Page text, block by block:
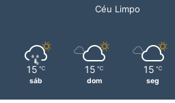
Céu Limpo
15 ℃
sáb
15 ℃
dom
15 ℃
seg